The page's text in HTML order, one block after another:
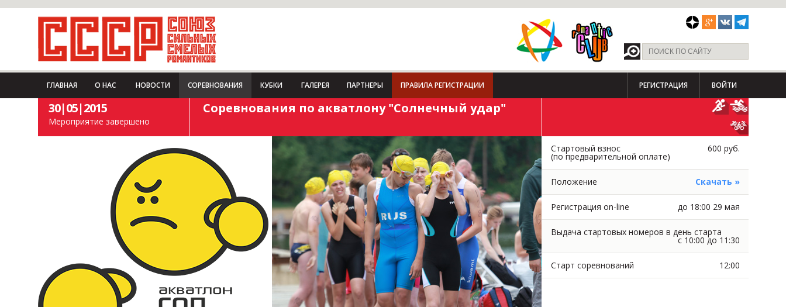
ГЛАВНАЯ О НАС НОВОСТИ СОРЕВНОВАНИЯ КУБКИ ГАЛЕРЕЯ ПАРТНЕРЫ ПРАВИЛА РЕГИСТРАЦИИ РЕГИСТРАЦИЯ ВОЙТИ
30|05|2015
Мероприятие завершено
Соревнования по акватлону "Солнечный удар"
Стартовый взнос
(по предварительной оплате)
600 руб.
Положение Скачать »
Регистрация on-line до 18:00 29 мая
Выдача стартовых номеров в день старта
с 10:00 до 11:30
Старт соревнований 12:00